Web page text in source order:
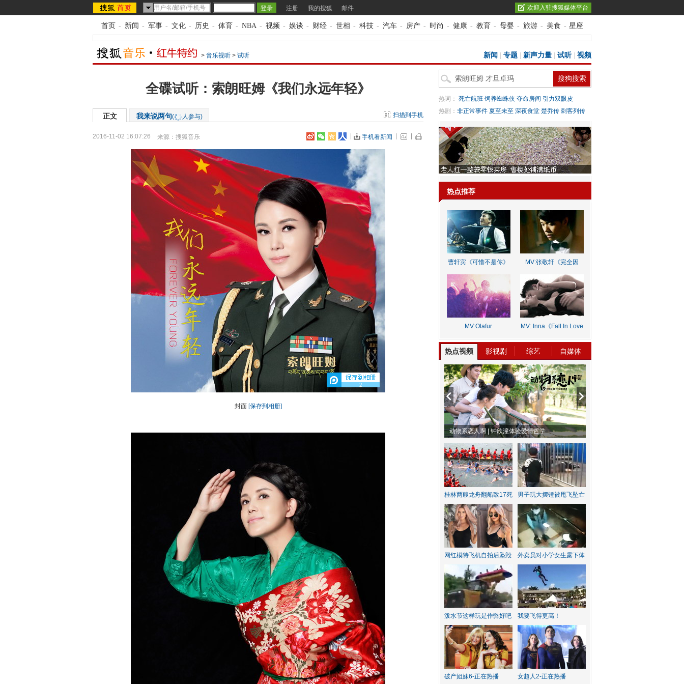
注册 我的搜狐 邮件 欢迎入驻搜狐媒体平台
首页 - 新闻 - 军事 - 文化 - 历史 - 体育 - NBA - 视频 - 娱谈 - 财经 - 世相 - 科技 - 汽车 - 房产 - 时尚 - 健康 - 教育 - 母婴 - 旅游 - 美食 - 星座
> 音乐视听 > 试听 新闻 专题 新声力量 试听| 视频
全碟试听：索朗旺姆《我们永远年轻》
正文 我来说两句( 人参与) 扫描到手机
2016-11-02 16:07:26 来源： 搜狐音乐 手机看新闻
2
封面 [保存到相册]
热词： 死亡航班 饲养蜘蛛侠 夺命房间 引力双眼皮
热剧： 非正常事件 夏至未至 深夜食堂 楚乔传 刺客列传
热点推荐
曹轩宾《可惜不是你》
MV:张敬轩《完全因
MV:Olafur
MV: Inna《Fall In Love
热点视频 影视剧 综艺 自媒体
动物系恋人啊 | 钟欣潼体验爱情哲学
桂林两艘龙舟翻船致17死 男子玩大摆锤被甩飞坠亡
网红模特飞机自拍后坠毁 外卖员对小学女生露下体
泼水节这样玩是作弊好吧 我要飞得更高！
破产姐妹6-正在热播 女超人2-正在热播